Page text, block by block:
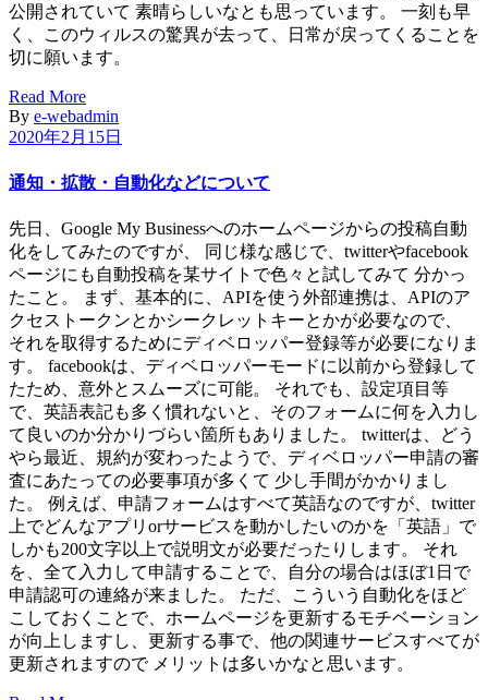
公開されていて 素晴らしいなとも思っています。 一刻も早
く、このウィルスの驚異が去って、日常が戻ってくることを
切に願います。
Read More
By e-webadmin
2020年2月15日
通知・拡散・自動化などについて
先日、Google My Businessへのホームページからの投稿自動
化をしてみたのですが、 同じ様な感じで、twitterやfacebook
ページにも自動投稿を某サイトで色々と試してみて 分かっ
たこと。 まず、基本的に、APIを使う外部連携は、APIのア
クセストークンとかシークレットキーとかが必要なので、
それを取得するためにディベロッパー登録等が必要になりま
す。 facebookは、ディベロッパーモードに以前から登録して
たため、意外とスムーズに可能。 それでも、設定項目等
で、英語表記も多く慣れないと、そのフォームに何を入力し
て良いのか分かりづらい箇所もありました。 twitterは、どう
やら最近、規約が変わったようで、ディベロッパー申請の審
査にあたっての必要事項が多くて 少し手間がかかりまし
た。 例えば、申請フォームはすべて英語なのですが、twitter
上でどんなアプリorサービスを動かしたいのかを「英語」で
しかも200文字以上で説明文が必要だったりします。 それ
を、全て入力して申請することで、自分の場合はほぼ1日で
申請認可の連絡が来ました。 ただ、こういう自動化をほど
こしておくことで、ホームページを更新するモチベーション
が向上しますし、更新する事で、他の関連サービスすべてが
更新されますので メリットは多いかなと思います。